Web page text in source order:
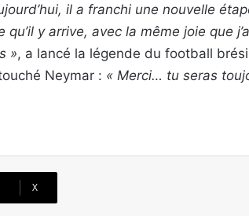
il a franchi une nouvelle
qu’il y arrive, avec la même joie que
», a lancé la légende du football
Neymar : « Merci… tu seras
X